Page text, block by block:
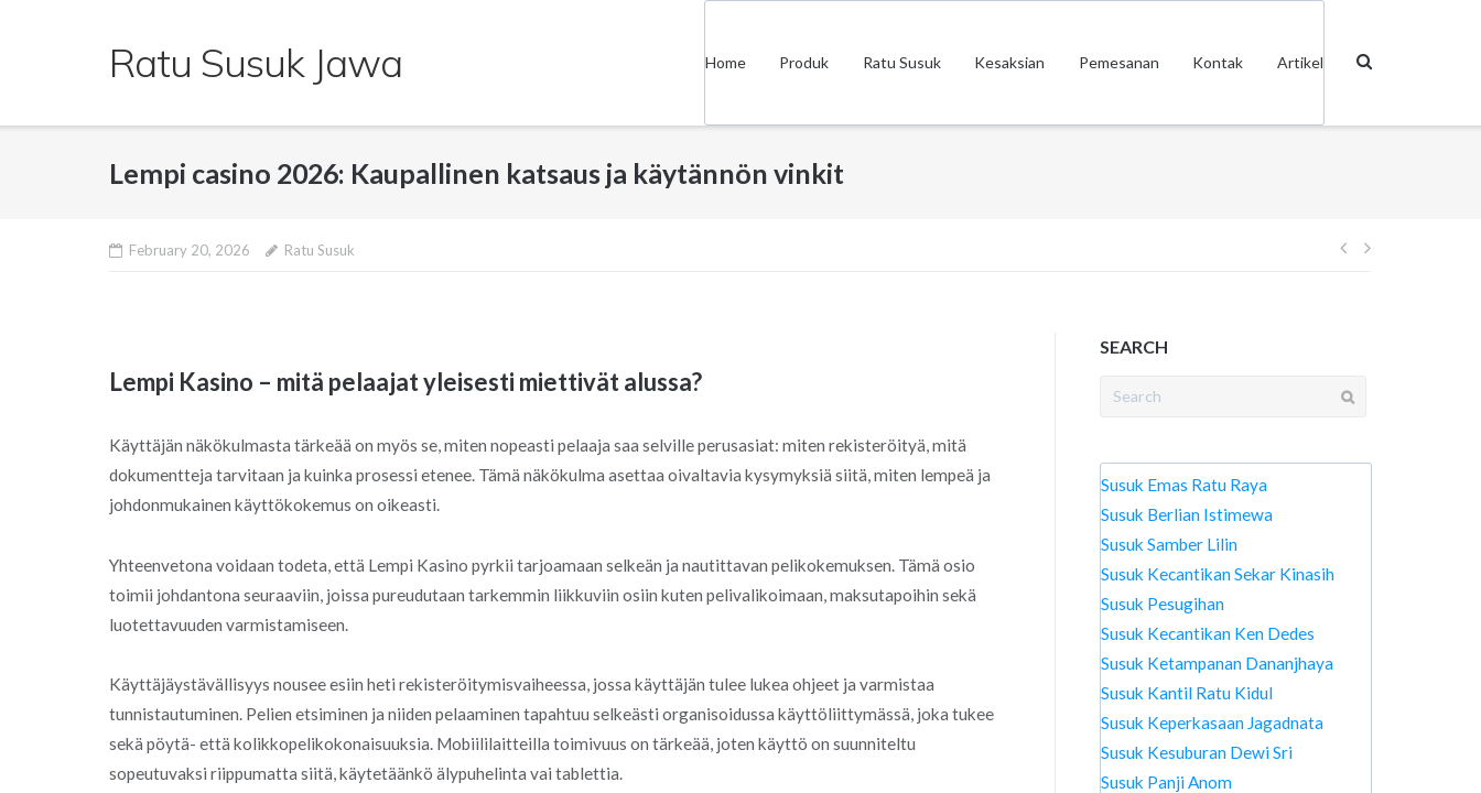
Ratu Susuk Jawa Home Produk Ratu Susuk Kesaksian Pemesanan Kontak Artikel
Lempi casino 2026: Kaupallinen katsaus ja käytännön vinkit
February 20, 2026 Ratu Susuk
Post
Lempi Kasino – mitä pelaajat yleisesti miettivät alussa?
Käyttäjän näkökulmasta tärkeää on myös se, miten nopeasti pelaaja saa selville perusasiat: miten rekisteröityä, mitä
dokumentteja tarvitaan ja kuinka prosessi etenee. Tämä näkökulma asettaa oivaltavia kysymyksiä siitä, miten lempeä ja
johdonmukainen käyttökokemus on oikeasti.
Yhteenvetona voidaan todeta, että Lempi Kasino pyrkii tarjoamaan selkeän ja nautittavan pelikokemuksen. Tämä osio
toimii johdantona seuraaviin, joissa pureudutaan tarkemmin liikkuviin osiin kuten pelivalikoimaan, maksutapoihin sekä
luotettavuuden varmistamiseen.
Käyttäjäystävällisyys nousee esiin heti rekisteröitymisvaiheessa, jossa käyttäjän tulee lukea ohjeet ja varmistaa
tunnistautuminen. Pelien etsiminen ja niiden pelaaminen tapahtuu selkeästi organisoidussa käyttöliittymässä, joka tukee
sekä pöytä- että kolikkopelikokonaisuuksia. Mobiililaitteilla toimivuus on tärkeää, joten käyttö on suunniteltu
sopeutuvaksi riippumatta siitä, käytetäänkö älypuhelinta vai tablettia.
SEARCH
Search
Susuk Emas Ratu Raya
Susuk Berlian Istimewa
Susuk Samber Lilin
Susuk Kecantikan Sekar Kinasih
Susuk Pesugihan
Susuk Kecantikan Ken Dedes
Susuk Ketampanan Dananjhaya
Susuk Kantil Ratu Kidul
Susuk Keperkasaan Jagadnata
Susuk Kesuburan Dewi Sri
Susuk Panji Anom